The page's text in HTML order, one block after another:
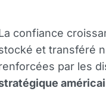
confiance
et transféré
par les